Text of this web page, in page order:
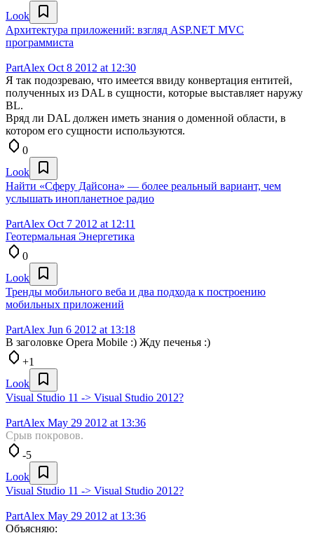
Look
Архитектура приложений: взгляд ASP.NET MVC
программиста
PartAlex Oct 8 2012 at 12:30
Я так подозреваю, что имеется ввиду конвертация ентитей,
полученных из DAL в сущности, которые выставляет наружу
BL.
Вряд ли DAL должен иметь знания о доменной области, в
котором его сущности используются.
0
Look
Найти «Сферу Дайсона» — более реальный вариант, чем
услышать инопланетное радио
PartAlex Oct 7 2012 at 12:11
Геотермальная Энергетика
0
Look
Тренды мобильного веба и два подхода к построению
мобильных приложений
PartAlex Jun 6 2012 at 13:18
В заголовке Opera Mobile :) Жду печенья :)
+1
Look
Visual Studio 11 -> Visual Studio 2012?
PartAlex May 29 2012 at 13:36
Срыв покровов.
-5
Look
Visual Studio 11 -> Visual Studio 2012?
PartAlex May 29 2012 at 13:36
Объясняю: